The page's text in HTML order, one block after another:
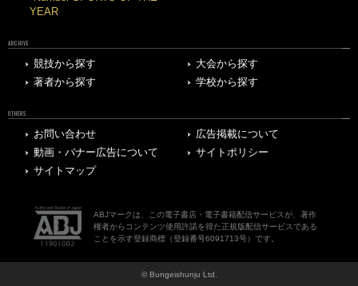
YEAR
ARCHIVE
競技から探す
大会から探す
著者から探す
学校から探す
OTHERS
お問い合わせ
広告掲載について
動画・バナー広告について
サイトポリシー
サイトマップ
ABJマークは、この電子書店・電子書籍配信サービスが、著作
権者からコンテンツ使用許諾を得た正規版配信サービスである
ことを示す登録商標（登録番号6091713号）です。
© Bungeishunju Ltd.